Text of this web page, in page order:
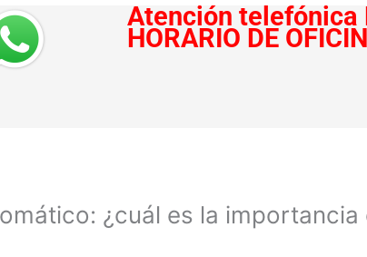
Atención telefónica
HORARIO DE
¿cuál es la importancia